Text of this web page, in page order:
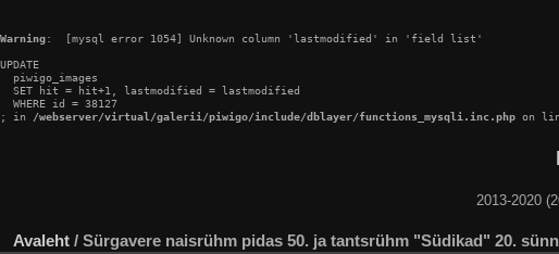
Warning:  [mysql error 1054] Unknown column 'lastmodified' in 'field list'
UPDATE
  piwigo_images
  SET hit = hit+1, lastmodified = lastmodified
  WHERE id = 38127
; in /webserver/virtual/galerii/piwigo/include/dblayer/functions_mysqli.inc.php on
2013-2020
Avaleht / Sürgavere naisrühm pidas 50. ja tantsrühm "Südikad" 20.